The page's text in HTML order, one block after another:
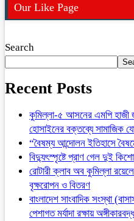
Our Like Page
Search
Recent Posts
কুমিল্লা-৫ আসনের এমপি হাজী
হোসাইনের বক্তব্যে সামাজিক
“বৈষম্য আন্দোলন ইতিহাসে
বিদ্যুৎস্পৃষ্টে প্রাণ গেল দুই
রোটারী ক্লাব অব কুমিল্লা
বৃক্ষরোপন ও বিতরণ
বাংলাদেশ সাংবাদিক সংস্থা
পেশাগত মর্যাদা রক্ষায় অঙ্গীকারবদ্ধ